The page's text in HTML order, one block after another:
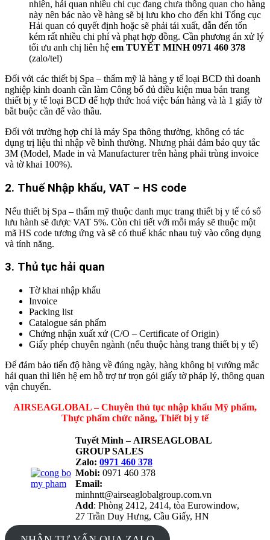
nhiên, hải quan nhiều chi cục đang chưa thông quan cho hàng
này nên bác nào về hàng sẽ bị lưu kho cho đến khi Tổng cục
Hải quan có quyết định hoặc sẽ phải tái xuất, dẫn đến tốn
kém rất nhiều chi phí và phạt hợp đồng. Cần phương án xử lý
tối ưu anh chị liên hệ em TUYẾT MINH 0971 460 378
(zalo/tel)
Đối với các thiết bị Spa – thẩm mỹ là hàng y tế loại BCD thì doanh
nghiệp kinh doanh cần làm Công bố đủ điều kiện mua bán trang
thiết bị y tế loại BCD để hợp thức hoá việc bán hàng và là 1 giấy tờ
bắt buộc cần để vào thầu.
Đối với trường hợp chỉ là máy Spa thông thường, không có tác
dụng trị liệu thì nhập về bình thường. Nhưng phải đảm bảo quy tắc
3M (Model, Made in và Manufacturer trên hàng phải trùng invoice
và tờ khai 100%).
2. Thuế Nhập khẩu, VAT – HS code
Nếu thiết bị Spa – thẩm mỹ thuộc danh mục trang thiết bị y tế có số
lưu hành sẽ được VAT 5%. Còn chi tiết với mỗi máy sẽ thuộc một
mã HS code tương ứng và sẽ có thuế khác nhau tuỳ vào công dụng
và tính năng.
3. Thủ tục hải quan
Tờ khai nhập khẩu
Invoice
Packing list
Catalogue sản phẩm
Chứng nhận xuất xứ (C/O – Certificate of Origin)
Giấy phép chuyên ngành (nếu thuộc hàng trang thiết bị y tế)
Để đảm bảo tiến độ hàng về đúng ngày, hàng không bị vướng mắc
hải quan thì liên hệ em hỗ trợ tư trọn gói giấy tờ pháp lý, thông quan
vận chuyển.
AIRSEAGLOBAL – Chuyên thủ tục nhập khẩu Mỹ phẩm,
Thực phẩm chức năng, Thiết bị y tế
Tuyết Minh – AIRSEAGLOBAL
GROUP SALES
Zalo: 0971 460 378
Mobi: 0971 460 378
Email:
minhntt@airseaglobalgroup.com.vn
Add: Phòng 2412, 2414, tòa Eurowindow,
27 Trần Duy Hưng, Cầu Giấy, HN